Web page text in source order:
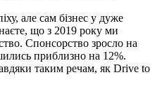
але сам бізнес у дуже
що з 2019 року ми
Спонсорство зросло на
приблизно на 12%.
таким речам, як Drive to